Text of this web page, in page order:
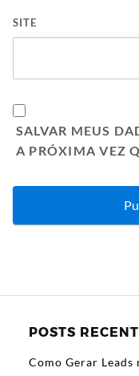
SITE
SALVAR MEUS
A PRÓXIMA VEZ
POSTS
Como Gerar Leads